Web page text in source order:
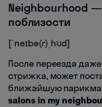
Neighbourhood —
поблизости
[ˈneɪbə(r)ˌhʊd]
После переезда
стрижка, может
ближайшую
salons in my